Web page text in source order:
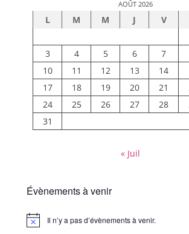
AOÛT 2026
L M M J V
3
4 5 6 7
10
11 12 13 14
17
18 19 20 21
24
25 26 27 28
31
« Juil
Évènements à venir
Notice Il n’y a pas d’évènements à venir.